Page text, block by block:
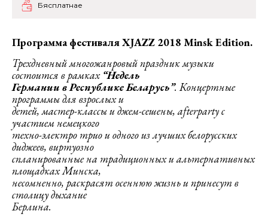
Бясплатнае
Программа фестиваля XJAZZ 2018 Minsk Edition.
Трехдневный многожанровый праздник музыки
состоится в рамках“Недель
Германии в Республике Беларусь”. Концертные
программы для взрослых и
детей, мастер-классы и джем-сешены, afterparty с
участием немецкого
техно-электро трио и одного из лучших белорусских
диджеев, виртуозно
спланированные на традиционных и альтернативных
площадках Минска,
несомненно, раскрасят осеннюю жизнь и принесут в
столицу дыхание
Берлина.